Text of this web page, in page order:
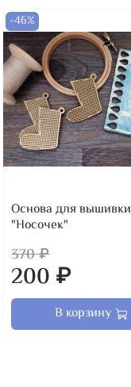
-46%
Основа для вышивки
"Носочек"
370 ₽
200 ₽
В корзину